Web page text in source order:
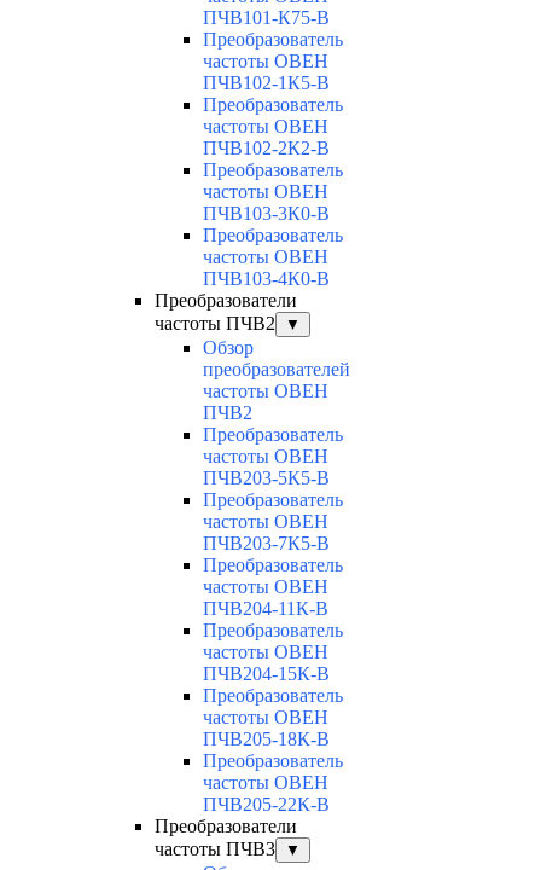
ПЧВ101-К75-В
Преобразователь
частоты ОВЕН
ПЧВ102-1К5-В
Преобразователь
частоты ОВЕН
ПЧВ102-2К2-В
Преобразователь
частоты ОВЕН
ПЧВ103-3К0-В
Преобразователь
частоты ОВЕН
ПЧВ103-4К0-В
Преобразователи
частоты ПЧВ2
▼
Обзор
преобразователей
частоты ОВЕН
ПЧВ2
Преобразователь
частоты ОВЕН
ПЧВ203-5К5-В
Преобразователь
частоты ОВЕН
ПЧВ203-7К5-В
Преобразователь
частоты ОВЕН
ПЧВ204-11К-В
Преобразователь
частоты ОВЕН
ПЧВ204-15К-В
Преобразователь
частоты ОВЕН
ПЧВ205-18К-В
Преобразователь
частоты ОВЕН
ПЧВ205-22К-В
Преобразователи
частоты ПЧВ3
▼